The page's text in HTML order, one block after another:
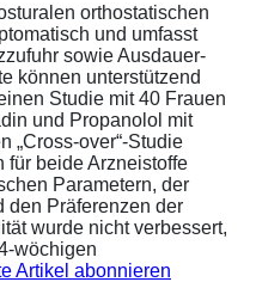
orthostatischen
und umfasst
sowie Ausdauer-
können unterstützend
Studie mit 40 Frauen
und Propanolol mit
„Cross-over“-Studie
für beide Arzneistoffe
Parametern, der
den Präferenzen der
wurde nicht verbessert,
wöchigen
Artikel abonnieren